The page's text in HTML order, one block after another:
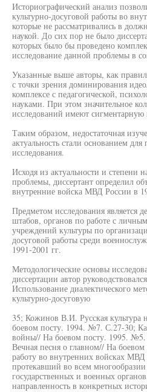
Историографический анализ
культурно-досуговой работы во
которые не рассматривались в
наукой. До сих пор не было
которых было бы проведено
исследование данной проблемы в
Указанные выше авторы, как
с точки зрения доминирования
комплексе с педагогической,
науками. При этом значительное
исследований имеют сигментарную
Таким образом, недостаточная
актуальность стали основанием
исследования.
Исходя из актуальности и степени
проблемы, диссертант определил
внутренние войска МВД России в
Предметом исследования является
штабов, органов по работе с
учреждений культуры по
досуговой работы среди
1991-2001 гг.
Методологические основы
диссертации автор
Использование диалектического
культурно-досуговую
35; Кожинов В.И. Русская культура
боевом посту. 1994. №7. С.27-30;
войны// На боевом посту. 1995.
Вечная песня о главном// На
работу во внутренних войсках
протекавший во всем
государственных и военных
направленность в конкретных